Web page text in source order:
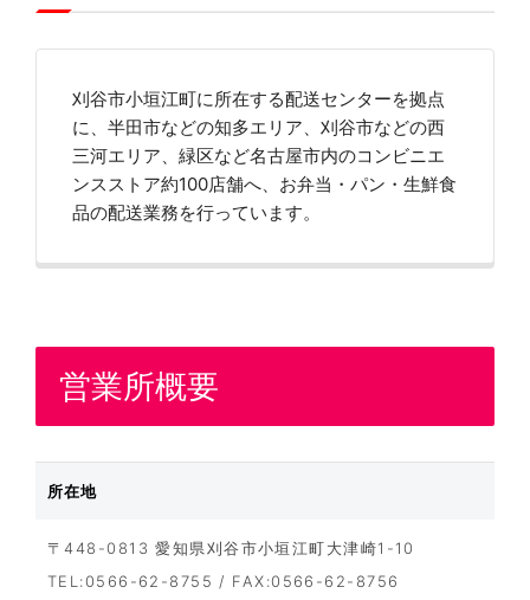
刈谷市小垣江町に所在する配送センターを拠点
に、半田市などの知多エリア、刈谷市などの西
三河エリア、緑区など名古屋市内のコンビニエ
ンスストア約100店舗へ、お弁当・パン・生鮮食
品の配送業務を行っています。
営業所概要
所在地
〒448-0813 愛知県刈谷市小垣江町大津崎1-10
TEL:0566-62-8755 / FAX:0566-62-8756